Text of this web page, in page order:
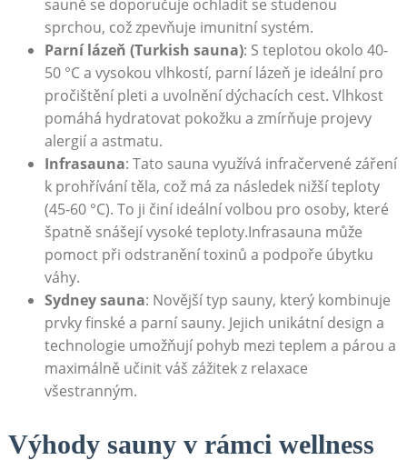
sauně se doporučuje ochladit se ‍studenou
sprchou, což⁤ zpevňuje imunitní systém.
Parní lázeň ‍(Turkish⁣ sauna): S teplotou‍ okolo ​40-
50 °C a vysokou vlhkostí, parní lázeň je ideální pro
pročištění‌ pleti a ‌uvolnění dýchacích cest. Vlhkost
⁢pomáhá hydratovat pokožku a​ zmírňuje projevy
alergií a ‍astmatu.
Infrasauna: Tato sauna využívá infračervené záření
​k prohřívání těla, ⁢což⁢ má za následek ​nižší teploty⁢
(45-60 ⁤°C). To ji činí ideální volbou ‌pro osoby, ⁣které
špatně snášejí vysoké teploty.Infrasauna může
pomoct ⁣při odstranění toxinů a​ podpoře ​úbytku
váhy.
Sydney sauna: Novější⁤ typ sauny, ‍který kombinuje
prvky finské ⁢a parní sauny.⁣ Jejich unikátní design a
technologie umožňují pohyb mezi teplem a ‌párou a
maximálně učinit⁣ váš zážitek z⁣ relaxace
‍všestranným.
Výhody ​sauny v rámci wellness